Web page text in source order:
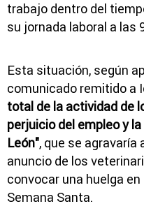
trabajo dentro del
su jornada laboral a las
Esta situación, según
comunicado remitido a
total de la actividad de
perjuicio del empleo y
León", que se agravaría
anuncio de los
convocar una huelga
Semana Santa.